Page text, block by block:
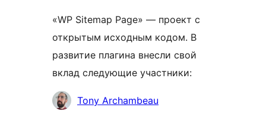
«WP Sitemap Page» — проект с
открытым исходным кодом. В
развитие плагина внесли свой
вклад следующие участники:
УчастникиTony Archambeau